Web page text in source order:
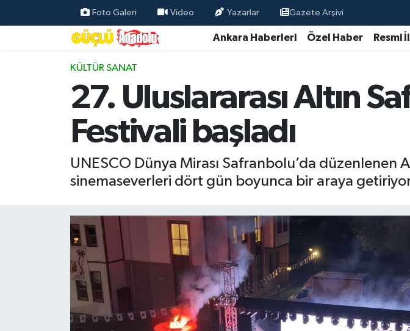
Foto Galeri Video Yazarlar Gazete Arşivi
Ankara Haberleri Özel Haber Resmi
KÜLTÜR SANAT
27. Uluslararası Altın
Festivali başladı
UNESCO Dünya Mirası Safranbolu’da düzenlenen
sinemaseverleri dört gün boyunca bir araya
Özel Haber
Resmi İlanlar
Gündem
Magazin